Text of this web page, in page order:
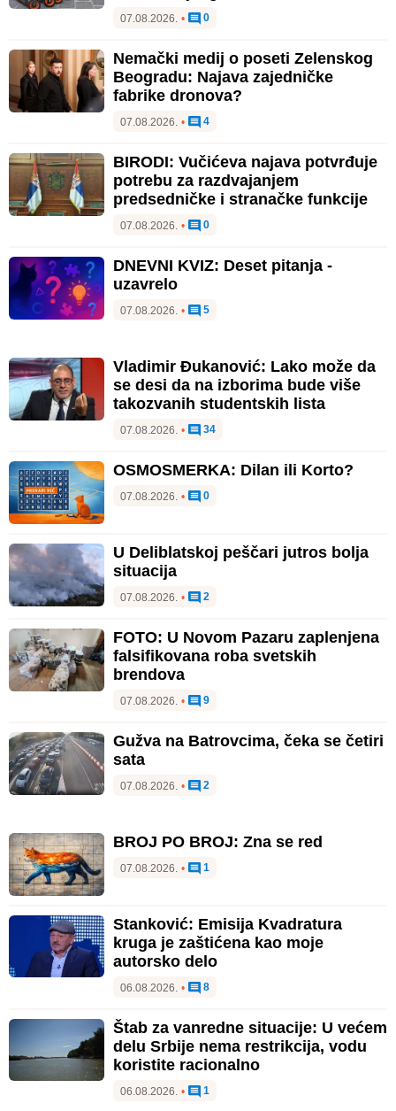
07.08.2026. • 0
Nemački medij o poseti Zelenskog
Beogradu: Najava zajedničke
fabrike dronova?
07.08.2026. • 4
BIRODI: Vučićeva najava potvrđuje
potrebu za razdvajanjem
predsedničke i stranačke funkcije
07.08.2026. • 0
DNEVNI KVIZ: Deset pitanja -
uzavrelo
07.08.2026. • 5
Vladimir Đukanović: Lako može da
se desi da na izborima bude više
takozvanih studentskih lista
07.08.2026. • 34
OSMOSMERKA: Dilan ili Korto?
07.08.2026. • 0
U Deliblatskoj peščari jutros bolja
situacija
07.08.2026. • 2
FOTO: U Novom Pazaru zaplenjena
falsifikovana roba svetskih
brendova
07.08.2026. • 9
Gužva na Batrovcima, čeka se četiri
sata
07.08.2026. • 2
BROJ PO BROJ: Zna se red
07.08.2026. • 1
Stanković: Emisija Kvadratura
kruga je zaštićena kao moje
autorsko delo
06.08.2026. • 8
Štab za vanredne situacije: U većem
delu Srbije nema restrikcija, vodu
koristite racionalno
06.08.2026. • 1